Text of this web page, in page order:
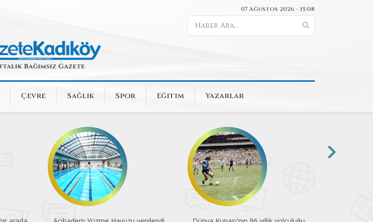
07 Ağustos 2026 - 15:08
Çevre Sağlık Spor Eğitim Yazarlar